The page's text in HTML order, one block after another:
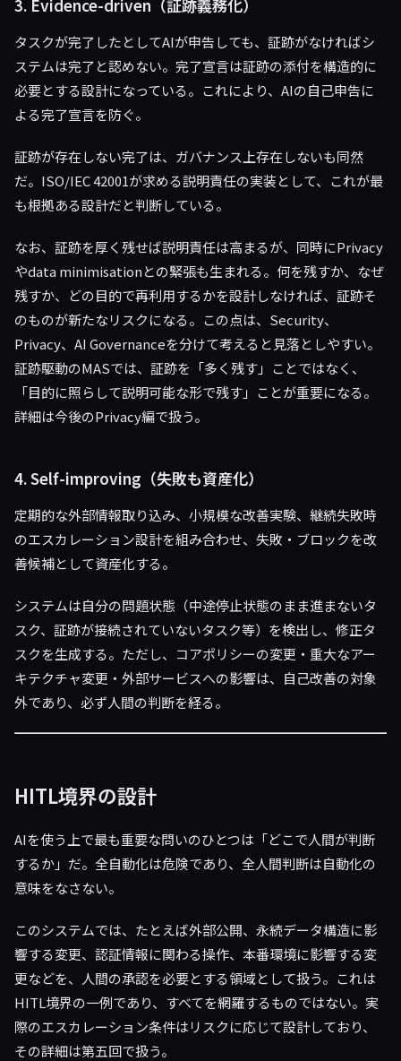
3. Evidence-driven（証跡義務化）
タスクが完了したとしてAIが申告しても、証跡がなければシ
ステムは完了と認めない。完了宣言は証跡の添付を構造的に
必要とする設計になっている。これにより、AIの自己申告に
よる完了宣言を防ぐ。
証跡が存在しない完了は、ガバナンス上存在しないも同然
だ。ISO/IEC 42001が求める説明責任の実装として、これが最
も根拠ある設計だと判断している。
なお、証跡を厚く残せば説明責任は高まるが、同時にPrivacy
やdata minimisationとの緊張も生まれる。何を残すか、なぜ
残すか、どの目的で再利用するかを設計しなければ、証跡そ
のものが新たなリスクになる。この点は、Security、
Privacy、AI Governanceを分けて考えると見落としやすい。
証跡駆動のMASでは、証跡を「多く残す」ことではなく、
「目的に照らして説明可能な形で残す」ことが重要になる。
詳細は今後のPrivacy編で扱う。
4. Self-improving（失敗も資産化）
定期的な外部情報取り込み、小規模な改善実験、継続失敗時
のエスカレーション設計を組み合わせ、失敗・ブロックを改
善候補として資産化する。
システムは自分の問題状態（中途停止状態のまま進まないタ
スク、証跡が接続されていないタスク等）を検出し、修正タ
スクを生成する。ただし、コアポリシーの変更・重大なアー
キテクチャ変更・外部サービスへの影響は、自己改善の対象
外であり、必ず人間の判断を経る。
HITL境界の設計
AIを使う上で最も重要な問いのひとつは「どこで人間が判断
するか」だ。全自動化は危険であり、全人間判断は自動化の
意味をなさない。
このシステムでは、たとえば外部公開、永続データ構造に影
響する変更、認証情報に関わる操作、本番環境に影響する変
更などを、人間の承認を必要とする領域として扱う。これは
HITL境界の一例であり、すべてを網羅するものではない。実
際のエスカレーション条件はリスクに応じて設計しており、
その詳細は第五回で扱う。